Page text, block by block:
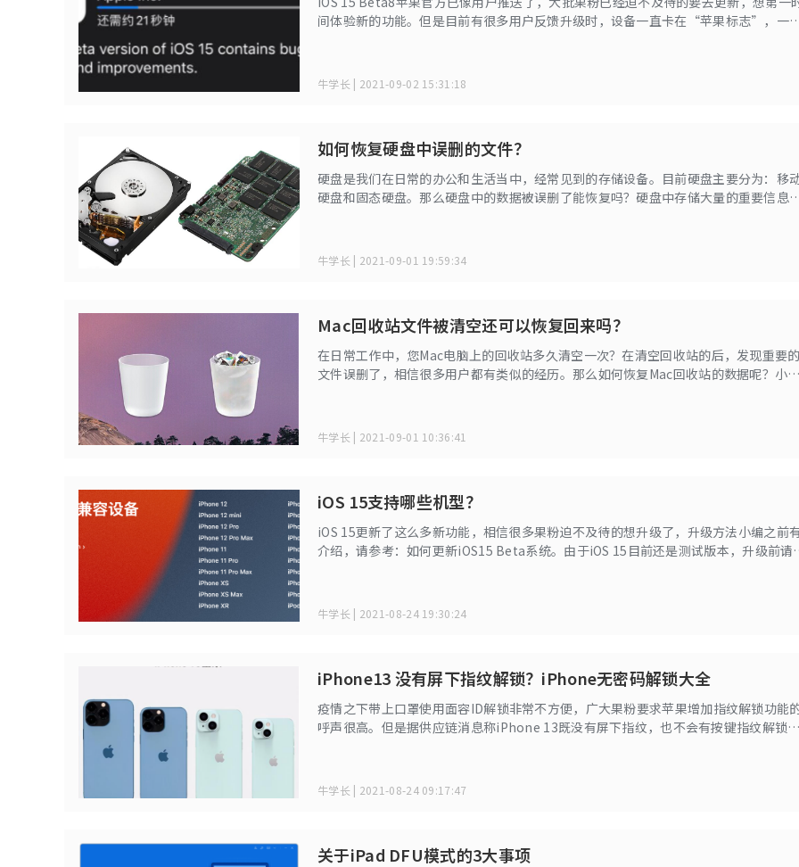
间体验新的功能。但是目前有很多用户反馈升级时，设备一直卡在“苹果标志”，一
牛学长 | 2021-09-02 15:31:18
如何恢复硬盘中误删的文件？
硬盘是我们在日常的办公和生活当中，经常见到的存储设备。目前硬盘主要分为：移
硬盘和固态硬盘。那么硬盘中的数据被误删了能恢复吗？硬盘中存储大量的重要信息
牛学长 | 2021-09-01 19:59:34
Mac回收站文件被清空还可以恢复回来吗？
在日常工作中，您Mac电脑上的回收站多久清空一次？在清空回收站的后，发现重要的
文件误删了，相信很多用户都有类似的经历。那么如何恢复Mac回收站的数据呢？小编
牛学长 | 2021-09-01 10:36:41
iOS 15支持哪些机型？
iOS 15更新了这么多新功能，相信很多果粉迫不及待的想升级了，升级方法小编之前
介绍，请参考：如何更新iOS15 Beta系统。由于iOS 15目前还是测试版本，升级前请
牛学长 | 2021-08-24 19:30:24
iPhone13 没有屏下指纹解锁？iPhone无密码解锁大全
疫情之下带上口罩使用面容ID解锁非常不方便，广大果粉要求苹果增加指纹解锁功能
呼声很高。但是据供应链消息称iPhone 13既没有屏下指纹，也不会有按键指纹解锁，
牛学长 | 2021-08-24 09:17:47
关于iPad DFU模式的3大事项